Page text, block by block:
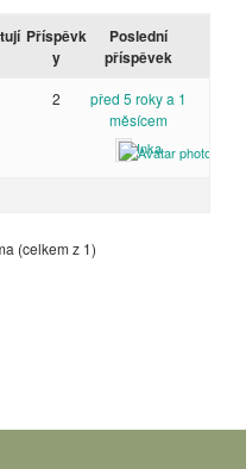
Příspěvk
y
Poslední
příspěvek
2
před 5 roky a 1
měsícem
Inka
(celkem z 1)